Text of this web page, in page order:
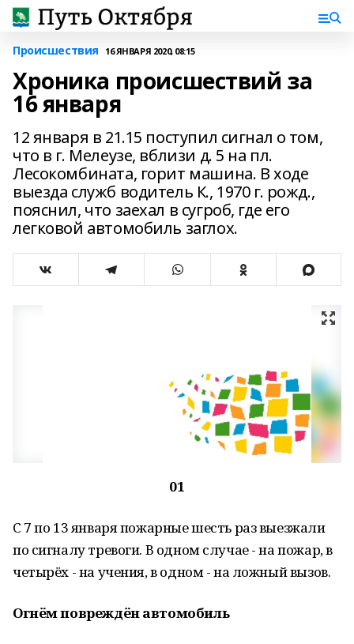
Происшествия 16 ЯНВАРЯ 2020, 08:15
Хроника происшествий за
16 января
12 января в 21.15 поступил сигнал о том,
что в г. Мелеузе, вблизи д. 5 на пл.
Лесокомбината, горит машина. В ходе
выезда служб водитель К., 1970 г. рожд.,
пояснил, что заехал в сугроб, где его
легковой автомобиль заглох.
01
С 7 по 13 января пожарные шесть раз выезжали
по сигналу тревоги. В одном случае - на пожар, в
четырёх - на учения, в одном - на ложный вызов.
Огнём повреждён автомобиль